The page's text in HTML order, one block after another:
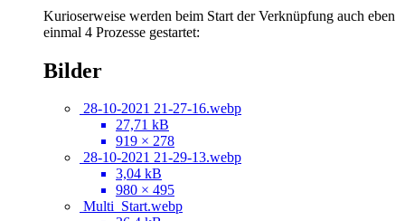
Kurioserweise werden beim Start der Verknüpfung auch eben
einmal 4 Prozesse gestartet:
Bilder
28-10-2021 21-27-16.webp
27,71 kB
919 × 278
28-10-2021 21-29-13.webp
3,04 kB
980 × 495
Multi_Start.webp